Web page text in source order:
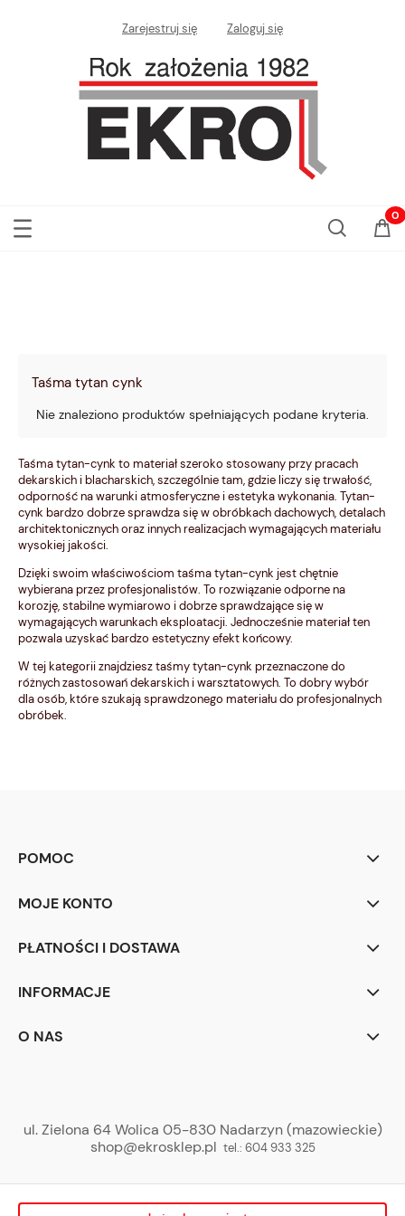
Zarejestruj się Zaloguj się
Taśma tytan cynk
Nie znaleziono produktów spełniających podane kryteria.
Taśma tytan-cynk to materiał szeroko stosowany przy pracach
dekarskich i blacharskich, szczególnie tam, gdzie liczy się trwałość,
odporność na warunki atmosferyczne i estetyka wykonania. Tytan-
cynk bardzo dobrze sprawdza się w obróbkach dachowych, detalach
architektonicznych oraz innych realizacjach wymagających materiału
wysokiej jakości.
Dzięki swoim właściwościom taśma tytan-cynk jest chętnie
wybierana przez profesjonalistów. To rozwiązanie odporne na
korozję, stabilne wymiarowo i dobrze sprawdzające się w
wymagających warunkach eksploatacji. Jednocześnie materiał ten
pozwala uzyskać bardzo estetyczny efekt końcowy.
W tej kategorii znajdziesz taśmy tytan-cynk przeznaczone do
różnych zastosowań dekarskich i warsztatowych. To dobry wybór
dla osób, które szukają sprawdzonego materiału do profesjonalnych
obróbek.
POMOC
MOJE KONTO
PŁATNOŚCI I DOSTAWA
INFORMACJE
O NAS
ul. Zielona 64 Wolica 05-830 Nadarzyn (mazowieckie)
shop@ekrosklep.pl tel.: 604 933 325